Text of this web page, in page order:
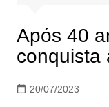
Após 40
conquista
20/07/2023